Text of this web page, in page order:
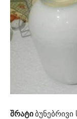
შრატი